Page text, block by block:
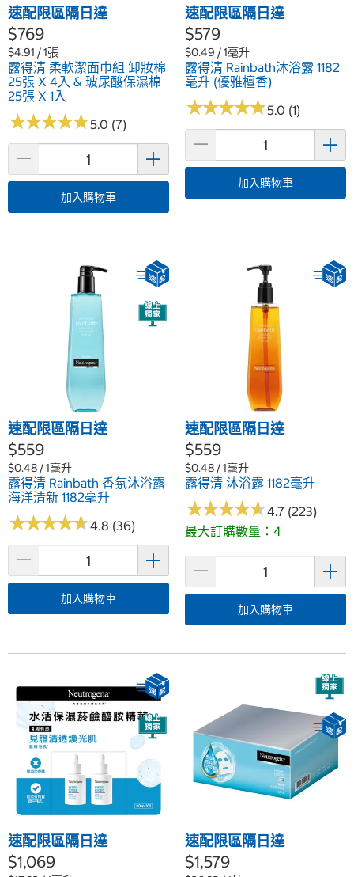
速配限區隔日達
$769
$4.91 / 1張
露得清 柔軟潔面巾組 卸妝棉
25張 X 4入 & 玻尿酸保濕棉
25張 X 1入
★★★★★
★★★★★5.0 (7)
加入購物車
速配限區隔日達
$579
$0.49 / 1毫升
露得清 Rainbath沐浴露 1182
毫升 (優雅檀香)
★★★★★
★★★★★5.0 (1)
加入購物車
速配限區隔日達
$559
$0.48 / 1毫升
露得清 Rainbath 香氛沐浴露
海洋清新 1182毫升
★★★★★
★★★★★4.8 (36)
加入購物車
速配限區隔日達
$559
$0.48 / 1毫升
露得清 沐浴露 1182毫升
★★★★★
★★★★★4.7 (223)
最大訂購數量：4
加入購物車
速配限區隔日達
$1,069
速配限區隔日達
$1,579